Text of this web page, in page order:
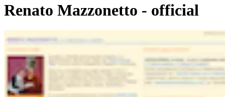
Renato Mazzonetto - official